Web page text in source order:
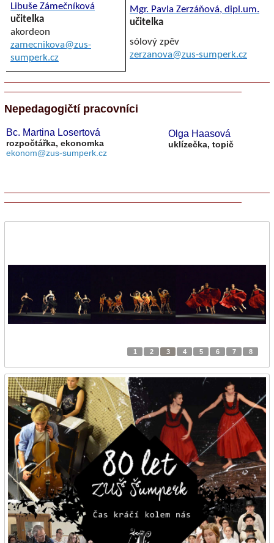
1 2 3 4 5 6 7 8
Libuše Zámečníková
učitelka
akordeon
zamecnikova@zus-
sumperk.cz
Mgr. Pavla Zerzáňová, dipl.um.
učitelka
sólový zpěv
zerzanova@zus-sumperk.cz
Nepedagogičtí pracovníci
Bc. Martina Losertová
rozpočtářka, ekonomka
ekonom@zus-sumperk.cz
Olga Haasová
uklízečka, topič